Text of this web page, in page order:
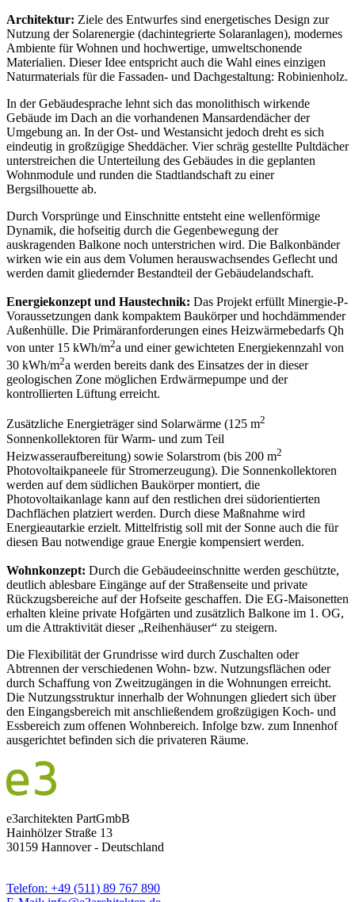
Architektur: Ziele des Entwurfes sind energetisches Design zur
Nutzung der Solarenergie (dachintegrierte Solaranlagen), modernes
Ambiente für Wohnen und hochwertige, umweltschonende
Materialien. Dieser Idee entspricht auch die Wahl eines einzigen
Naturmaterials für die Fassaden- und Dachgestaltung: Robinienholz.
In der Gebäudesprache lehnt sich das monolithisch wirkende
Gebäude im Dach an die vorhandenen Mansardendächer der
Umgebung an. In der Ost- und Westansicht jedoch dreht es sich
eindeutig in großzügige Sheddächer. Vier schräg gestellte Pultdächer
unterstreichen die Unterteilung des Gebäudes in die geplanten
Wohnmodule und runden die Stadtlandschaft zu einer
Bergsilhouette ab.
Durch Vorsprünge und Einschnitte entsteht eine wellenförmige
Dynamik, die hofseitig durch die Gegenbewegung der
auskragenden Balkone noch unterstrichen wird. Die Balkonbänder
wirken wie ein aus dem Volumen herauswachsendes Geflecht und
werden damit gliedernder Bestandteil der Gebäudelandschaft.
Energiekonzept und Haustechnik: Das Projekt erfüllt Minergie-P-
Voraussetzungen dank kompaktem Baukörper und hochdämmender
Außenhülle. Die Primäranforderungen eines Heizwärmebedarfs Qh
von unter 15 kWh/m2a und einer gewichteten Energiekennzahl von
30 kWh/m2a werden bereits dank des Einsatzes der in dieser
geologischen Zone möglichen Erdwärmepumpe und der
kontrollierten Lüftung erreicht.
Zusätzliche Energieträger sind Solarwärme (125 m2
Sonnenkollektoren für Warm- und zum Teil
Heizwasseraufbereitung) sowie Solarstrom (bis 200 m2
Photovoltaikpaneele für Stromerzeugung). Die Sonnenkollektoren
werden auf dem südlichen Baukörper montiert, die
Photovoltaikanlage kann auf den restlichen drei südorientierten
Dachflächen platziert werden. Durch diese Maßnahme wird
Energieautarkie erzielt. Mittelfristig soll mit der Sonne auch die für
diesen Bau notwendige graue Energie kompensiert werden.
Wohnkonzept: Durch die Gebäudeeinschnitte werden geschützte,
deutlich ablesbare Eingänge auf der Straßenseite und private
Rückzugsbereiche auf der Hofseite geschaffen. Die EG-Maisonetten
erhalten kleine private Hofgärten und zusätzlich Balkone im 1. OG,
um die Attraktivität dieser „Reihenhäuser“ zu steigern.
Die Flexibilität der Grundrisse wird durch Zuschalten oder
Abtrennen der verschiedenen Wohn- bzw. Nutzungsflächen oder
durch Schaffung von Zweitzugängen in die Wohnungen erreicht.
Die Nutzungsstruktur innerhalb der Wohnungen gliedert sich über
den Eingangsbereich mit anschließendem großzügigen Koch- und
Essbereich zum offenen Wohnbereich. Infolge bzw. zum Innenhof
ausgerichtet befinden sich die privateren Räume.
e3architekten PartGmbB
Hainhölzer Straße 13
30159 Hannover - Deutschland
Telefon: +49 (511) 89 767 890